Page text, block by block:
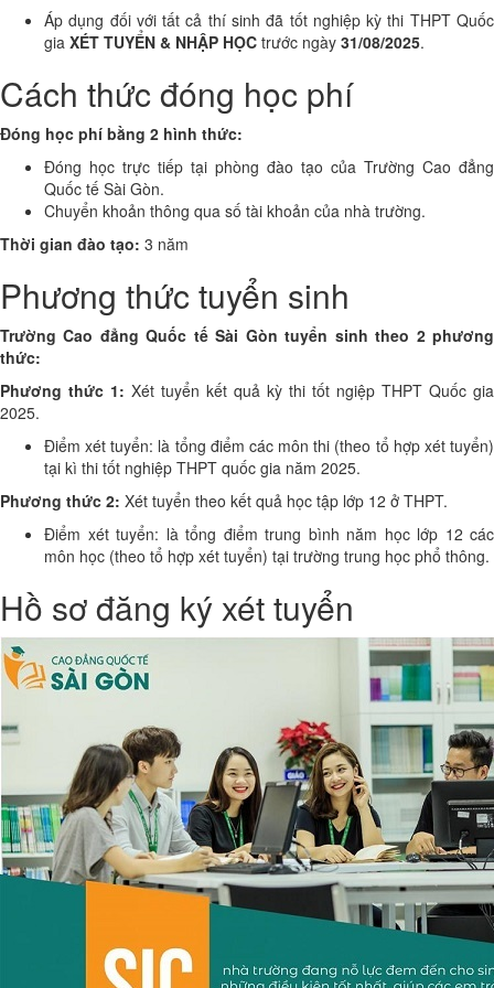
Áp dụng đối với tất cả thí sinh đã tốt nghiệp kỳ thi THPT Quốc
gia XÉT TUYỂN & NHẬP HỌC trước ngày 31/08/2025.
Cách thức đóng học phí
Đóng học phí bằng 2 hình thức:
Đóng học trực tiếp tại phòng đào tạo của Trường Cao đẳng
Quốc tế Sài Gòn.
Chuyển khoản thông qua số tài khoản của nhà trường.
Thời gian đào tạo: 3 năm
Phương thức tuyển sinh
Trường Cao đẳng Quốc tế Sài Gòn tuyển sinh theo 2 phương
thức:
Phương thức 1: Xét tuyển kết quả kỳ thi tốt ngiệp THPT Quốc gia
2025.
Điểm xét tuyển: là tổng điểm các môn thi (theo tổ hợp xét tuyển)
tại kì thi tốt nghiệp THPT quốc gia năm 2025.
Phương thức 2: Xét tuyển theo kết quả học tập lớp 12 ở THPT.
Điểm xét tuyển: là tổng điểm trung bình năm học lớp 12 các
môn học (theo tổ hợp xét tuyển) tại trường trung học phổ thông.
Hồ sơ đăng ký xét tuyển